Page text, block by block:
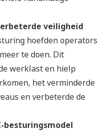
veiligheid
hoefden operators
te doen. Dit
werklast en hielp
het verminderde
en verbeterde de
besturingsmodel